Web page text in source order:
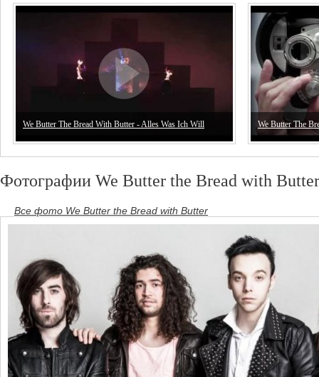
We Butter The Bread With Butter - Alles Was Ich Will We Butter The
Фотографии We Butter the Bread with Butter
Все фото We Butter the Bread with Butter